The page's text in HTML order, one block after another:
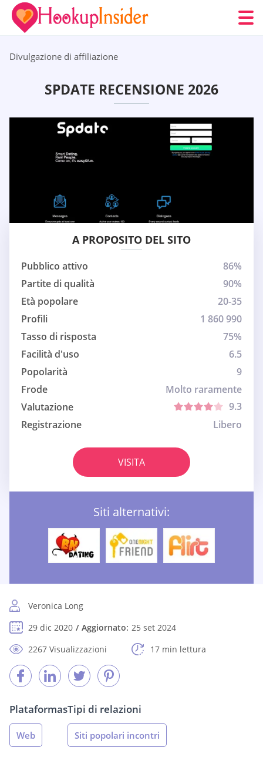
Divulgazione di affiliazione
SPDATE RECENSIONE 2026
A PROPOSITO DEL SITO
Pubblico attivo
86%
Partite di qualità
90%
Età popolare
20-35
Profili
1 860 990
Tasso di risposta
75%
Facilità d'uso
6.5
Popolarità
9
Frode
Molto raramente
Valutazione
9.3
Registrazione
Libero
VISITA
Siti alternativi:
Veronica Long
29 dic 2020
Aggiornato: 25 set 2024
2267 Visualizzazioni
17 min lettura
Plataformas
Web
Tipi di relazioni
Siti popolari incontri